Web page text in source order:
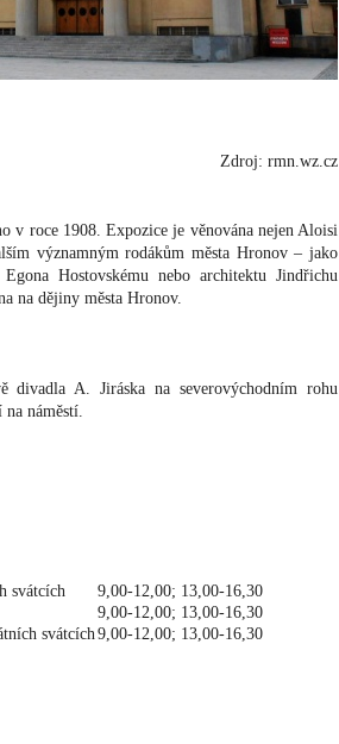
Zdroj: rmn.wz.cz
v roce 1908. Expozice je věnována nejen Aloisi
významným rodákům města Hronov – jako
Hostovskému nebo architektu Jindřichu
na dějiny města Hronov.
divadla A. Jiráska na severovýchodním rohu
náměstí.
svátcích
9,00-12,00; 13,00-16,30
9,00-12,00; 13,00-16,30
svátcích9,00-12,00; 13,00-16,30